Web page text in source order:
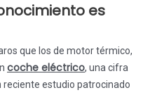
es
que los de motor térmico,
coche eléctrico, una cifra
reciente estudio patrocinado